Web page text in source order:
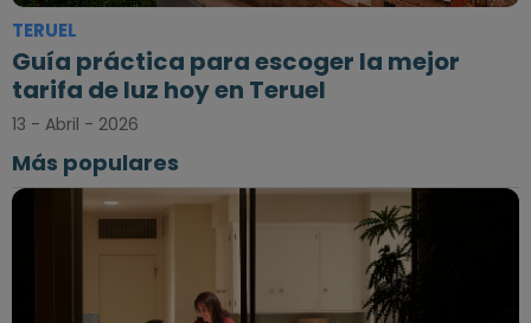
TERUEL
Guía práctica para escoger la mejor
tarifa de luz hoy en Teruel
13 - Abril - 2026
Más populares